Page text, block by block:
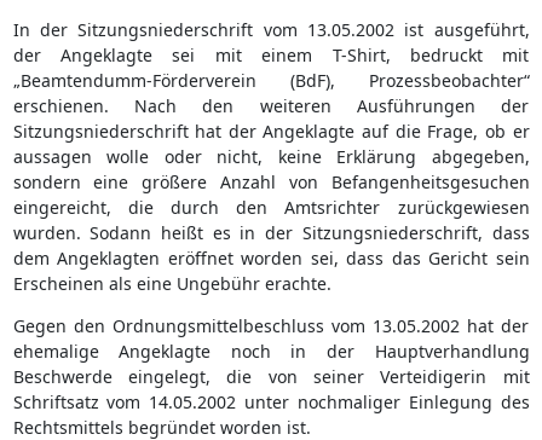
In der Sitzungsniederschrift vom 13.05.2002 ist ausgeführt,
der Angeklagte sei mit einem T-Shirt, bedruckt mit
„Beamtendumm-Förderverein (BdF), Prozessbeobachter“
erschienen. Nach den weiteren Ausführungen der
Sitzungsniederschrift hat der Angeklagte auf die Frage, ob er
aussagen wolle oder nicht, keine Erklärung abgegeben,
sondern eine größere Anzahl von Befangenheitsgesuchen
eingereicht, die durch den Amtsrichter zurückgewiesen
wurden. Sodann heißt es in der Sitzungsniederschrift, dass
dem Angeklagten eröffnet worden sei, dass das Gericht sein
Erscheinen als eine Ungebühr erachte.
Gegen den Ordnungsmittelbeschluss vom 13.05.2002 hat der
ehemalige Angeklagte noch in der Hauptverhandlung
Beschwerde eingelegt, die von seiner Verteidigerin mit
Schriftsatz vom 14.05.2002 unter nochmaliger Einlegung des
Rechtsmittels begründet worden ist.